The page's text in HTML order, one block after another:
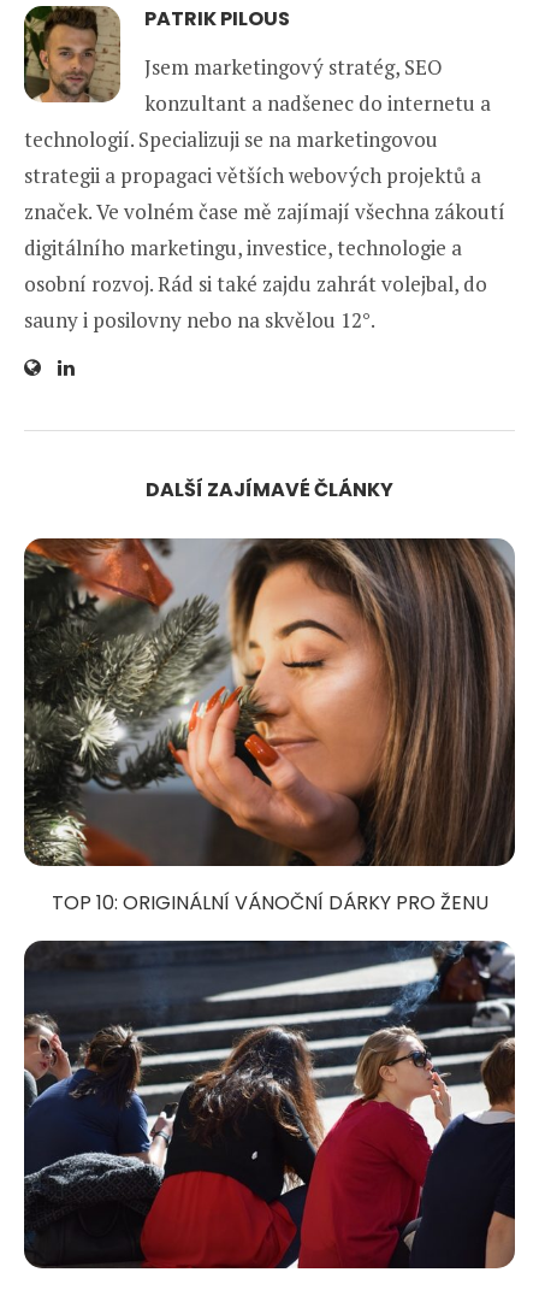
PATRIK PILOUS
Jsem marketingový stratég, SEO
konzultant a nadšenec do internetu a
technologií. Specializuji se na marketingovou
strategii a propagaci větších webových projektů a
značek. Ve volném čase mě zajímají všechna zákoutí
digitálního marketingu, investice, technologie a
osobní rozvoj. Rád si také zajdu zahrát volejbal, do
sauny i posilovny nebo na skvělou 12°.
DALŠÍ ZAJÍMAVÉ ČLÁNKY
TOP 10: ORIGINÁLNÍ VÁNOČNÍ DÁRKY PRO ŽENU